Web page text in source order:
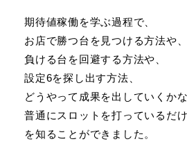
期待値稼働を学ぶ過程で、
お店で勝つ台を見つける方法や、
負ける台を回避する方法や、
設定6を探し出す方法、
どうやって成果を出していくかな
普通にスロットを打っているだ
を知ることができました。